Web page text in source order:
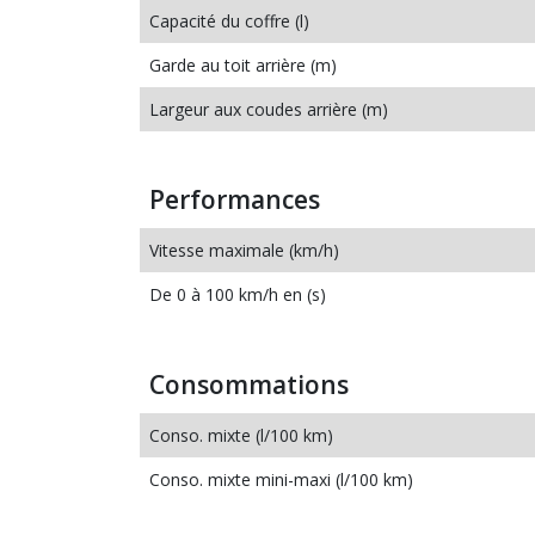
Capacité du coffre (l)
Garde au toit arrière (m)
Largeur aux coudes arrière (m)
Performances
Vitesse maximale (km/h)
De 0 à 100 km/h en (s)
Consommations
Conso. mixte (l/100 km)
Conso. mixte mini-maxi (l/100 km)